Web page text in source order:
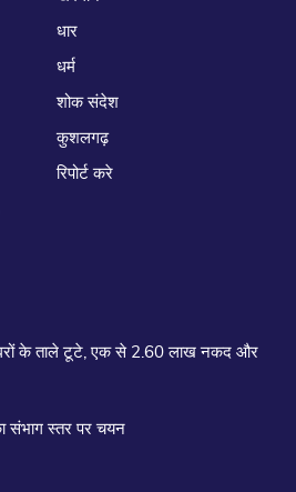
धार
धर्म
शोक संदेश
कुशलगढ़
रिपोर्ट करे
के ताले टूटे, एक से 2.60 लाख नकद और
संभाग स्तर पर चयन